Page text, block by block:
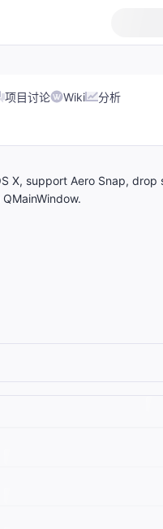
项目讨论 Wiki 分析
X, support Aero Snap,